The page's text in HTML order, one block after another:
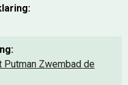
Zwembad de